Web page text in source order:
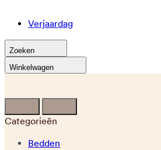
Verjaardag
Zoeken
Winkelwagen
Categorieën
Bedden